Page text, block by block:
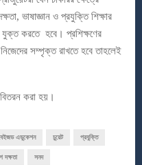
ভাষাজ্ঞান ও প্রযুক্তি শিক্ষার
যুক্ত করতে হবে। প্রশিক্ষণের
সম্পৃক্ত রাখতে হবে তাহলেই
করা হয়।
এডুকেশন চুয়েট প্রযুক্তি
দক্ষতা সনদ